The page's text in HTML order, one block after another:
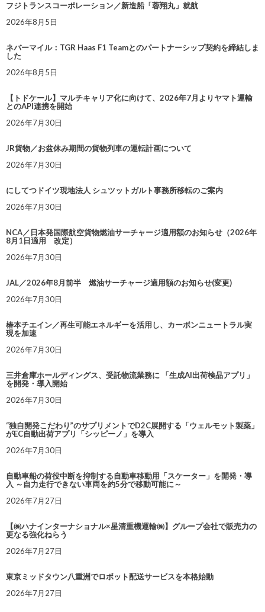
フジトランスコーポレーション／新造船「蓉翔丸」就航
2026年8月5日
ネバーマイル：TGR Haas F1 Teamとのパートナーシップ契約を締結しま
した
2026年8月5日
【トドケール】マルチキャリア化に向けて、2026年7月よりヤマト運輸
とのAPI連携を開始
2026年7月30日
JR貨物／お盆休み期間の貨物列車の運転計画について
2026年7月30日
にしてつドイツ現地法人 シュツットガルト事務所移転のご案内
2026年7月30日
NCA／日本発国際航空貨物燃油サーチャージ適用額のお知らせ（2026年
8月1日適用 改定）
2026年7月30日
JAL／2026年8月前半 燃油サーチャージ適用額のお知らせ(変更)
2026年7月30日
椿本チエイン／再生可能エネルギーを活用し、カーボンニュートラル実
現を加速
2026年7月30日
三井倉庫ホールディングス、受託物流業務に 「生成AI出荷検品アプリ」
を開発・導入開始
2026年7月30日
“独自開発こだわり”のサプリメントでD2C展開する「ウェルモット製薬」
がEC自動出荷アプリ「シッピーノ」を導入
2026年7月30日
自動車船の荷役中断を抑制する自動車移動用「スケーター」を開発・導
入 ～自力走行できない車両を約5分で移動可能に～
2026年7月27日
【㈱ハナインターナショナル×星清重機運輸㈱】グループ会社で販売力の
更なる強化ねらう
2026年7月27日
東京ミッドタウン八重洲でロボット配送サービスを本格始動
2026年7月27日